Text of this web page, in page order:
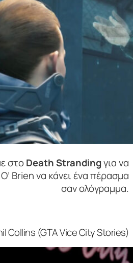
στοDeath Strandingγια να
Brien να κάνει ένα πέρασμα
σαν ολόγραμμα.
Collins (GTA Vice City Stories)